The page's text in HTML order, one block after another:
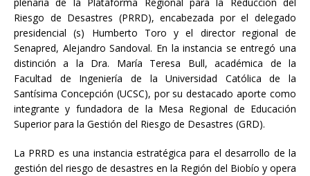
plenaria de la Plataforma Regional para la Reducción del
Riesgo de Desastres (PRRD), encabezada por el delegado
presidencial (s) Humberto Toro y el director regional de
Senapred, Alejandro Sandoval. En la instancia se entregó una
distinción a la Dra. María Teresa Bull, académica de la
Facultad de Ingeniería de la Universidad Católica de la
Santísima Concepción (UCSC), por su destacado aporte como
integrante y fundadora de la Mesa Regional de Educación
Superior para la Gestión del Riesgo de Desastres (GRD).
La PRRD es una instancia estratégica para el desarrollo de la
gestión del riesgo de desastres en la Región del Biobío y opera